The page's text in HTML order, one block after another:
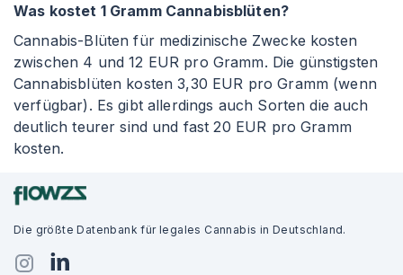
Was kostet 1 Gramm Cannabisblüten?
Cannabis-Blüten für medizinische Zwecke kosten
zwischen 4 und 12 EUR pro Gramm. Die günstigsten
Cannabisblüten kosten 3,30 EUR pro Gramm (wenn
verfügbar). Es gibt allerdings auch Sorten die auch
deutlich teurer sind und fast 20 EUR pro Gramm
kosten.
Die größte Datenbank für legales Cannabis in Deutschland.